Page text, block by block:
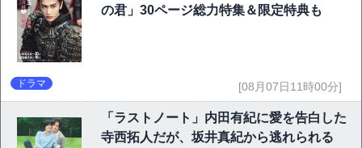
の君」30ページ総力特集＆限定特典も
ドラマ [08月07日11時00分]
「ラストノート」内田有紀に愛を告白した
寺西拓人だが、坂井真紀から逃れられる